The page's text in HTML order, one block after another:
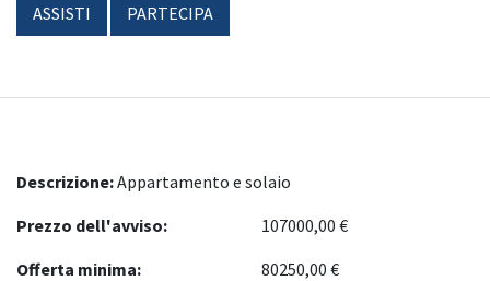
ASSISTI PARTECIPA
Descrizione:Appartamento e solaio
Prezzo dell'avviso:
107000,00 €
Offerta minima:
80250,00 €